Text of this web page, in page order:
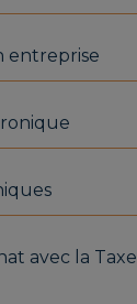
entreprise
avec la Taxe